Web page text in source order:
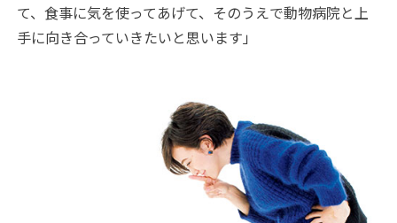
て、食事に気を使ってあげて、そのうえで動物病院と上
手に向き合っていきたいと思います」